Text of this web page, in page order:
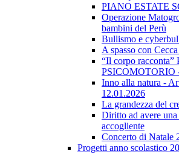
PIANO ESTATE
Operazione
bambini del Perù
Bullismo e
A spasso con
“Il corpo racconta”
PSICOMOTORIO
Inno alla natura -
12.01.2026
La grandezza del
Diritto ad avere
accogliente
Concerto di Natale
Progetti anno scolastico